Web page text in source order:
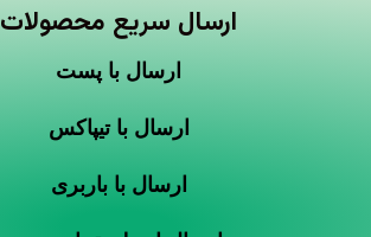
ارسال سریع محصولات
ارسال با پست
ارسال با تیپاکس
ارسال با باربری